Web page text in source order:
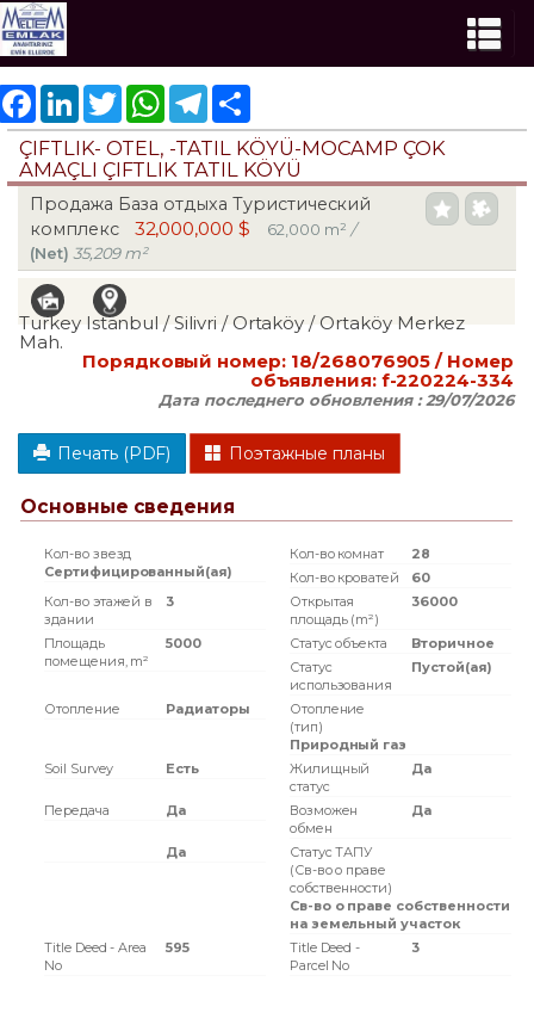
FacebookLinkedInTwitter WhatsAppTelegram
ÇIFTLIK- OTEL, -TATIL KÖYÜ-MOCAMP ÇOK
AMAÇLI ÇIFTLIK TATIL KÖYÜ
Продажа База отдыха Туристический
комплекс
32,000,000 $ 62,000 m² /
(Net) 35,209 m²
Turkey Istanbul / Silivri / Ortaköy / Ortaköy Merkez
Mah.
Порядковый номер: 18/268076905 / Номер
объявления: f-220224-334
Дата последнего обновления :29/07/2026
Печать (PDF) Поэтажные планы
Основные сведения
Кол-во звезд
Сертифицированный(ая)
Кол-во комнат
28
Кол-во кроватей
60
Кол-во этажей в
здании
3
Открытая
площадь (m²)
36000
Площадь
помещения, m²
5000 Статус объекта
Вторичное
Статус
использования
Пустой(ая)
Отопление Радиаторы
Отопление
(тип)
Природный газ
Soil Survey
Есть
Жилищный
статус
Да
Передача Да
Возможен
обмен
Да
Да
Статус ТАПУ
(Св-во о праве
собственности)
Св-во о праве собственности
на земельный участок
Title Deed - Area
No
595
Title Deed -
Parcel No
3